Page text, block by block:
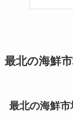
最北の海鮮
最北の海鮮